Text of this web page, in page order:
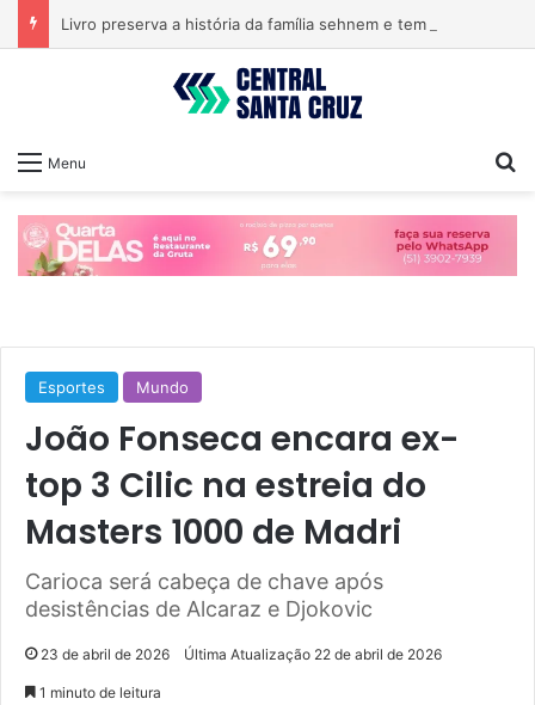
Menu
Esportes Mundo
João Fonseca encara ex-
top 3 Cilic na estreia do
Masters 1000 de Madri
Carioca será cabeça de chave após
desistências de Alcaraz e Djokovic
23 de abril de 2026 Última Atualização 22 de abril de 2026
1 minuto de leitura